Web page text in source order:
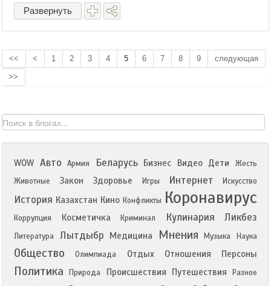
Развернуть
<< < 1 2 3 4 5 6 7 8 9
следующая
>>
WOW Авто Армия Беларусь Бизнес Видео Дети
Жесть
Животные
Закон Здоровье Игры Интернет Искусство
История Казахстан Кино Конфликты Коронавирус
Коррупция Косметичка Криминал Кулинария Ликбез
Литература Лытдыбр Медицина Мнения Музыка Наука
Общество Олимпиада Отдых Отношения Персоны
Политика Природа Происшествия Путешествия
Разное